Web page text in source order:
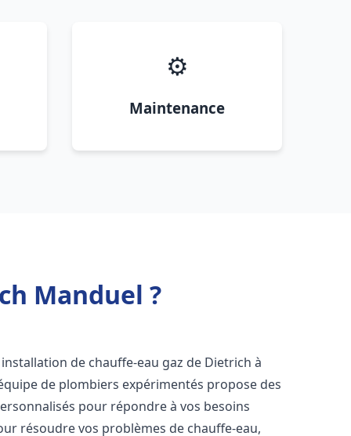
⚙️
Maintenance
Manduel ?
de chauffe-eau gaz de Dietrich à
de plombiers expérimentés propose des
pour répondre à vos besoins
résoudre vos problèmes de chauffe-eau,